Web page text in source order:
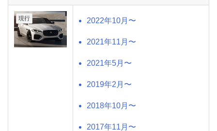
現行 2022年10月〜
2021年11月〜
2021年5月〜
2019年2月〜
2018年10月〜
2017年11月〜